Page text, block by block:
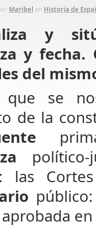
Maribel en Historia de
y
y fecha.
del
que se
de la
las
en